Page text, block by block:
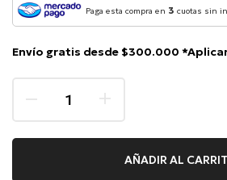
Paga esta compra en 3 cuotas sin
Envío gratis desde $300.000
AÑADIR AL